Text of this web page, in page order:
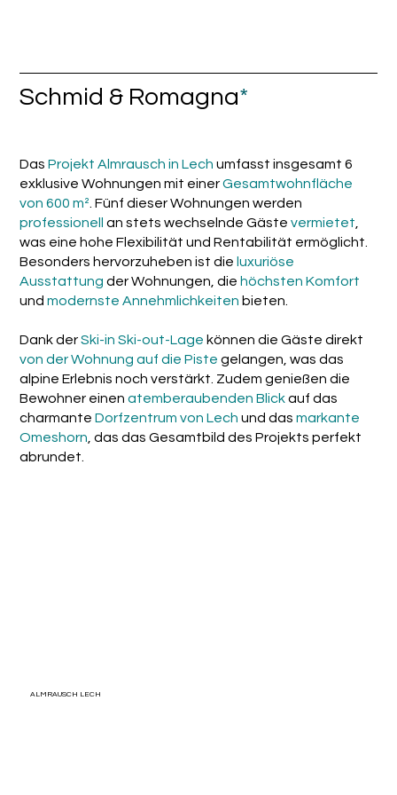
Schmid & Romagna*
DasProjekt Almrausch in Lech umfasst insgesamt 6
exklusive Wohnungen mit einerGesamtwohnfläche
von 600 m² . Fünf dieser Wohnungen werden
professionell
an stets wechselnde Gästevermietet
was eine hohe Flexibilität und Rentabilität ermöglicht.
Besonders hervorzuheben ist die luxuriöse
Ausstattung der Wohnungen, die höchsten Komfort
undmodernste Annehmlichkeiten bieten.
Dank derSki-in Ski-out-Lage können die Gäste direkt
von der Wohnung auf die Piste gelangen, was das
alpine Erlebnis noch verstärkt. Zudem genießen die
Bewohner einenatemberaubenden Blickauf das
charmanteDorfzentrum von Lech und dasmarkante
Omeshorn , das das Gesamtbild des Projekts perfekt
abrundet.
ALMRAUSCH LECH